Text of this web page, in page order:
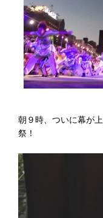
朝９時、ついに幕が
祭！